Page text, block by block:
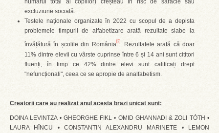
numărul total al copiilor) creșteau în risc de sărăcie sau
excluziune socială.
Testele naționale organizate în 2022 cu scopul de a depista
problemele timpurii de alfabetizare arată rezultate slabe la
învățătură în școlile din România
[2]
. Rezultatele arată că doar
11% dintre elevii cu vârste cuprinse între 6 și 14 ani sunt cititori
fluenți, în timp ce 42% dintre elevi sunt calificați drept
"nefuncționali", ceea ce se apropie de analfabetism.
Creatorii care au realizat anul acesta brazi unicat sunt:
DOINA LEVINTZA • GHEORGHE FIKL • OMID GHANNADI & ZOLI TÓTH •
LAURA HÎNCU • CONSTANTIN ALEXANDRU MARINETE • LEMON